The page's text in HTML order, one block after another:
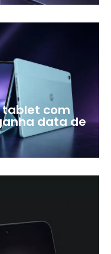
tablet com
data de